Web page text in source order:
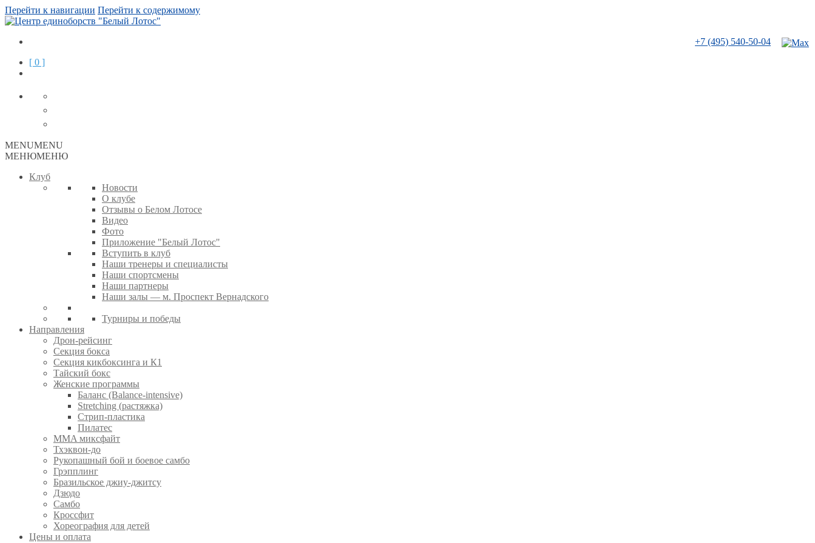
Перейти к навигации Перейти к содержимому
+7 (495) 540-50-04
[ 0 ]
MENUMENU
МЕНЮМЕНЮ
Клуб
Новости
О клубе
Отзывы о Белом Лотосе
Видео
Фото
Приложение "Белый Лотос"
Вступить в клуб
Наши тренеры и специалисты
Наши спортсмены
Наши партнеры
Наши залы — м. Проспект Вернадского
Турниры и победы
Направления
Дрон-рейсинг
Секция бокса
Секция кикбоксинга и К1
Тайский бокс
Женские программы
Баланс (Balance-intensive)
Stretching (растяжка)
Стрип-пластика
Пилатес
MMA миксфайт
Тхэквон-до
Рукопашный бой и боевое самбо
Грэпплинг
Бразильское джиу-джитсу
Дзюдо
Самбо
Кроссфит
Хореография для детей
Цены и оплата